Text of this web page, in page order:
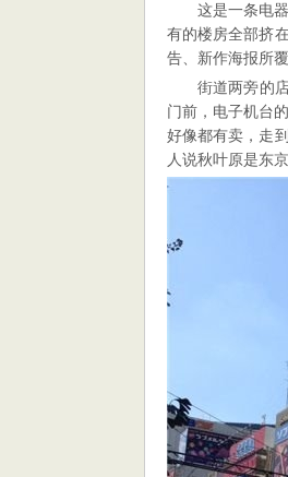
这是一条电
有的楼房全部挤
告、新作海报所
街道两旁的
门前，电子机台
好像都有卖，走
人说秋叶原是东